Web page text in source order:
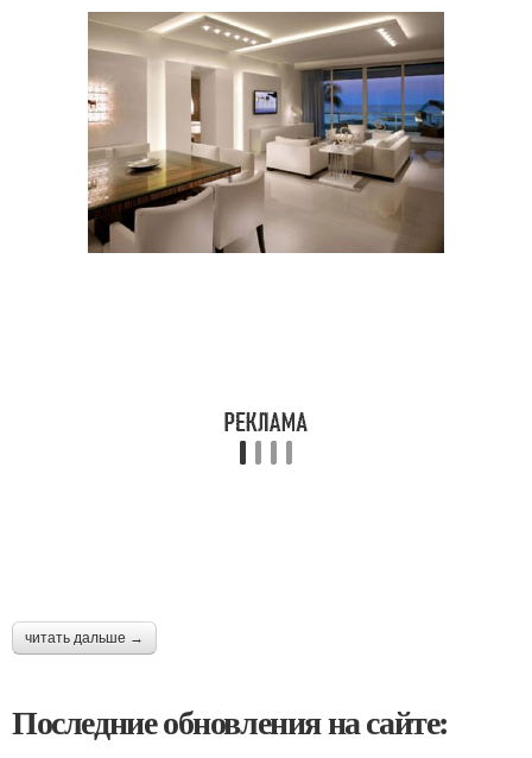
читать дальше →
Последние обновления на сайте: